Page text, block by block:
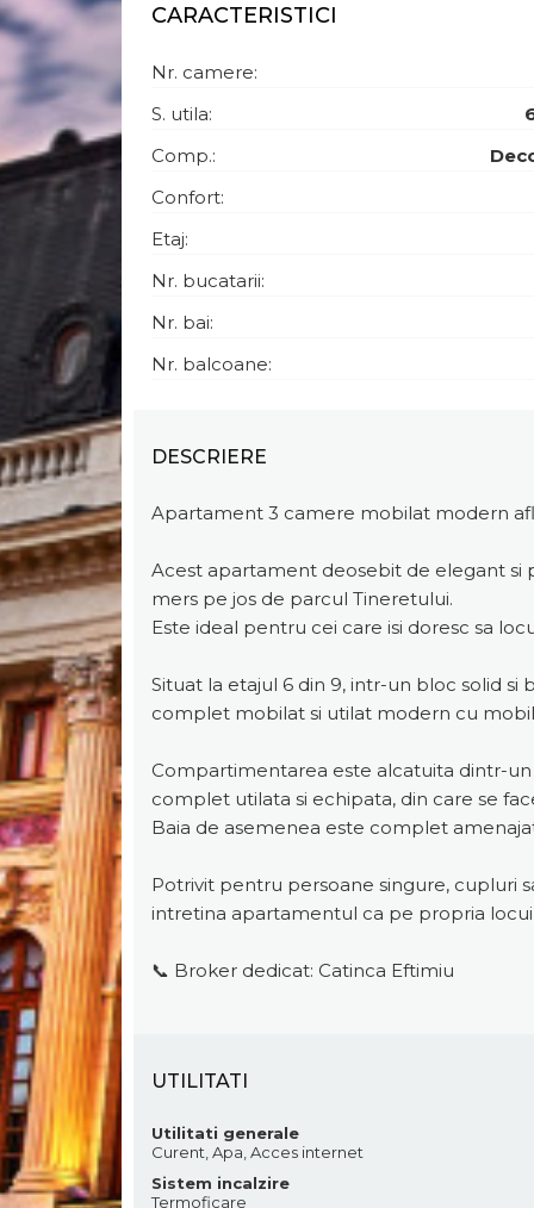
CARACTERISTICI
Nr. camere:
S. utila:
Comp.:
Confort:
Etaj:
Nr. bucatarii:
Nr. bai:
Nr. balcoane:
DESCRIERE
Apartament 3 camere mobilat modern
Acest apartament deosebit de elegant si
mers pe jos de parcul Tineretului.
Este ideal pentru cei care isi doresc sa
Situat la etajul 6 din 9, intr-un bloc solid
complet mobilat si utilat modern cu
Compartimentarea este alcatuita dintr-
complet utilata si echipata, din care se
Baia de asemenea este complet
Potrivit pentru persoane singure, cupluri
intretina apartamentul ca pe propria
📞 Broker dedicat: Catinca Eftimiu
UTILITATI
Utilitati generale
Curent, Apa, Acces internet
Sistem incalzire
Termoficare